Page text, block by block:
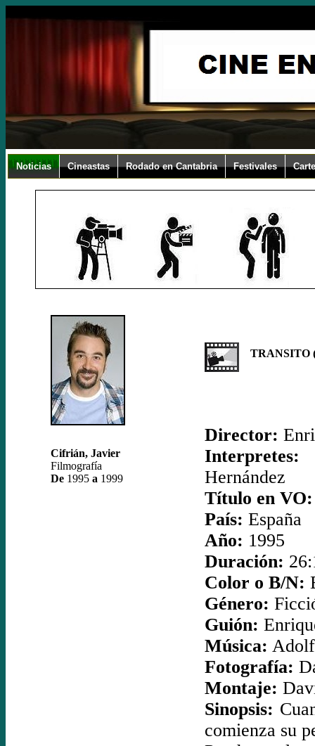
Noticias Cineastas Rodado en Cantabria Festivales
Cifrián, Javier
Filmografía
De1995 a 1999
TRANSITO
Director:
Interpretes:
Hernández
Título en VO:
País: España
Año: 1995
Duración:
Color o B/N:
Género:
Guión:
Música:
Fotografía:
Montaje:
Sinopsis:
comienza su